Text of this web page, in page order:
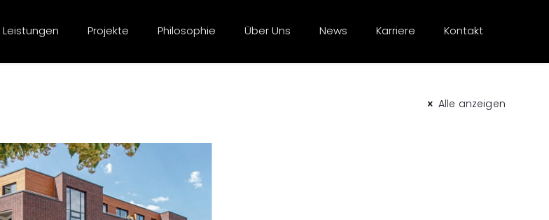
Leistungen Projekte Philosophie Über Uns News Karriere Kontakt
Alle anzeigen